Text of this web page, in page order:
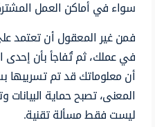
سواء في أماكن العمل
فمن غير المعقول أن تعتمد
في عملك، ثم تُفاجأ بأن
أن معلوماتك قد تم تسريبها
المعنى، تصبح حماية البيانات
ليست فقط مسألة تقنية.